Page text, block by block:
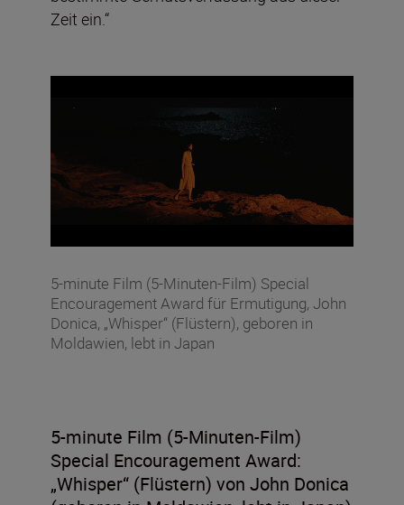
Zeit ein.“
5-minute Film (5-Minuten-Film) Special
Encouragement Award für Ermutigung, John
Donica, „Whisper“ (Flüstern), geboren in
Moldawien, lebt in Japan
5-minute Film (5-Minuten-Film)
Special Encouragement Award:
„Whisper“ (Flüstern) von John Donica